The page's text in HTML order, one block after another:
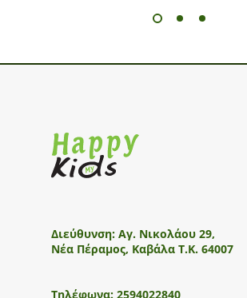
Διεύθυνση: Αγ. Νικολάου 29,
Νέα Πέραμος, Καβάλα Τ.Κ. 64007
Τηλέφωνα: 2594022840